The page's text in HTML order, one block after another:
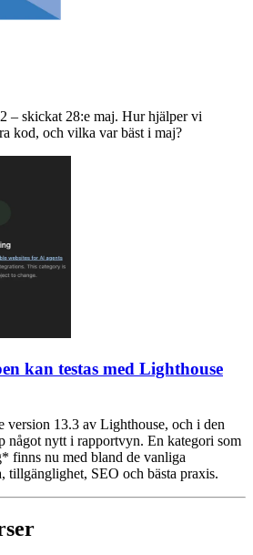
– skickat 28:e maj. Hur hjälper vi
kod, och vilka var bäst i maj?
kan testas med Lighthouse
version 13.3 av Lighthouse, och i den
något nytt i rapportvyn. En kategori som
finns nu med bland de vanliga
tillgänglighet, SEO och bästa praxis.